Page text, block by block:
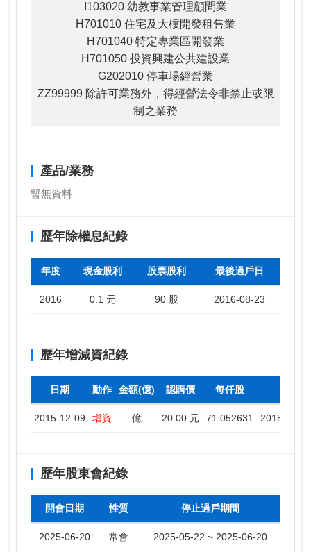
I103020 幼教事業管理顧問業
H701010 住宅及大樓開發租售業
H701040 特定專業區開發業
H701050 投資興建公共建設業
G202010 停車場經營業
ZZ99999 除許可業務外，得經營法令非禁止或限
制之業務
產品/業務
暫無資料
歷年除權息紀錄
年度 現金股利 股票股利 最後過戶日
2016 0.1 元 90 股 2016-08-23
歷年增減資紀錄
日期 動作 金額(億) 認購價 每仟股
2015-12-09 增資 億 20.00 元 71.052631 2015-12-
歷年股東會紀錄
開會日期 性質 停止過戶期間
2025-06-20 常會 2025-05-22 ~ 2025-06-20